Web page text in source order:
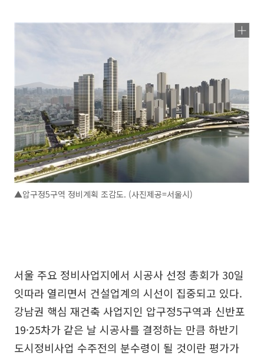
▲압구정5구역 정비계획 조감도. (사진제공=서울시)
서울 주요 정비사업지에서 시공사 선정 총회가 30일
잇따라 열리면서 건설업계의 시선이 집중되고 있다.
강남권 핵심 재건축 사업지인 압구정5구역과 신반포
19·25차가 같은 날 시공사를 결정하는 만큼 하반기
도시정비사업 수주전의 분수령이 될 것이란 평가가